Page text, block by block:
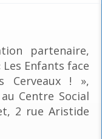
partenaire,
Enfants face
Cerveaux ! »,
Centre Social
2 rue Aristide